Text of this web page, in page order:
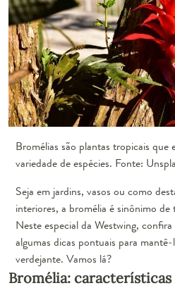
Bromélias são plantas tropicais que
variedade de espécies. Fonte:
Seja em jardins, vasos ou como
interiores, a bromélia é sinônimo
Neste especial da Westwing,
algumas dicas pontuais para
verdejante. Vamos lá?
Bromélia: